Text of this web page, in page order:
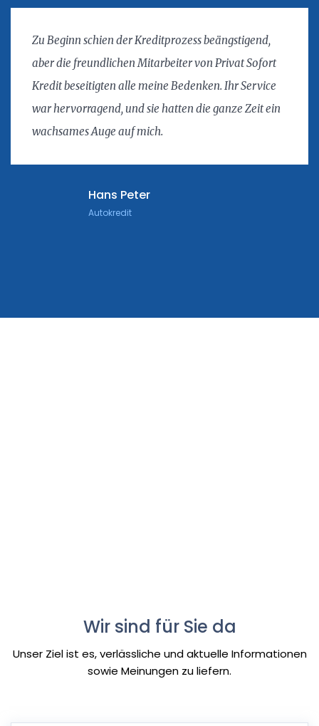
Zu Beginn schien der Kreditprozess beängstigend,
aber die freundlichen Mitarbeiter von Privat Sofort
Kredit beseitigten alle meine Bedenken. Ihr Service
war hervorragend, und sie hatten die ganze Zeit ein
wachsames Auge auf mich.
Hans Peter
Autokredit
Wir sind für Sie da
Unser Ziel ist es, verlässliche und aktuelle Informationen
sowie Meinungen zu liefern.